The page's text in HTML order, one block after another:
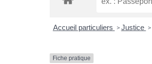
Accueil particuliers > Justice >
Fiche pratique